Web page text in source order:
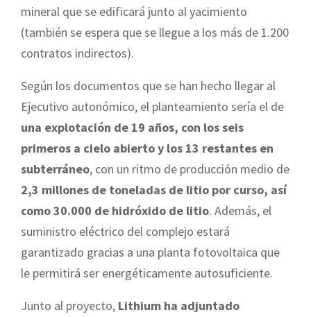
mineral que se edificará junto al yacimiento
(también se espera que se llegue a los más de 1.200
contratos indirectos).
Según los documentos que se han hecho llegar al
Ejecutivo autonómico, el planteamiento sería el de
una explotación de 19 años, con los seis
primeros a cielo abierto y los 13 restantes en
subterráneo, con un ritmo de producción medio de
2,3 millones de toneladas de litio por curso, así
como 30.000 de hidróxido de litio. Además, el
suministro eléctrico del complejo estará
garantizado gracias a una planta fotovoltaica que
le permitirá ser energéticamente autosuficiente.
Junto al proyecto, Lithium ha adjuntado